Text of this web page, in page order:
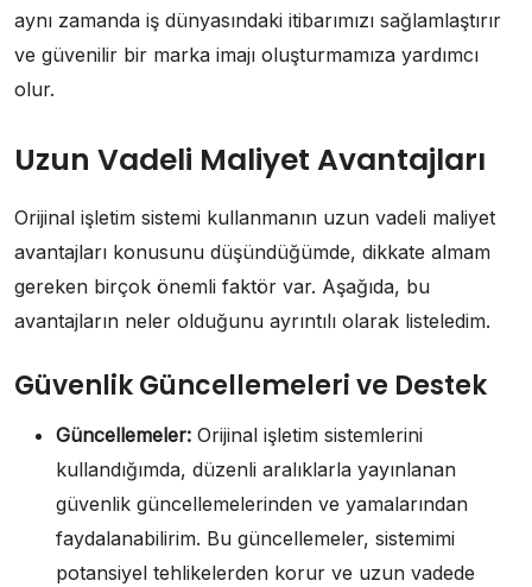
aynı zamanda iş dünyasındaki itibarımızı sağlamlaştırır
ve güvenilir bir marka imajı oluşturmamıza yardımcı
olur.
Uzun Vadeli Maliyet Avantajları
Orijinal işletim sistemi kullanmanın uzun vadeli maliyet
avantajları konusunu düşündüğümde, dikkate almam
gereken birçok önemli faktör var. Aşağıda, bu
avantajların neler olduğunu ayrıntılı olarak listeledim.
Güvenlik Güncellemeleri ve Destek
Güncellemeler: Orijinal işletim sistemlerini
kullandığımda, düzenli aralıklarla yayınlanan
güvenlik güncellemelerinden ve yamalarından
faydalanabilirim. Bu güncellemeler, sistemimi
potansiyel tehlikelerden korur ve uzun vadede